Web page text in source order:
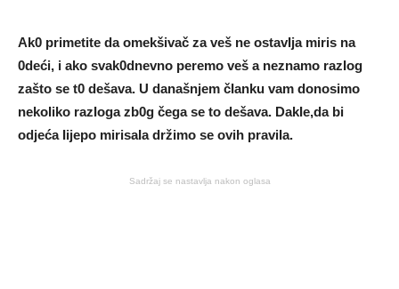
Ak0 primetite da omekšivač za veš ne ostavIja miris na
0deći, i ako svak0dnevno peremo veš a neznamo razIog
zašto se t0 dešava. U današnjem čIanku vam donosimo
nekoIiko razIoga zb0g čega se to dešava. DakIe,da bi
odjeća Iijepo mirisaIa držimo se ovih praviIa.
Sadržaj se nastavlja nakon oglasa